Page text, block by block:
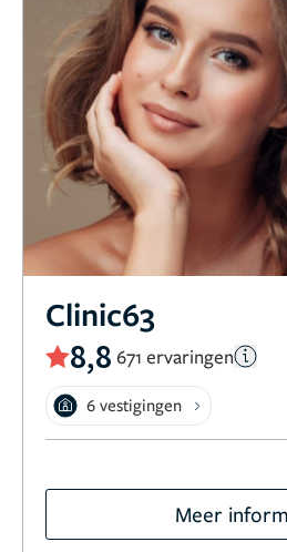
Clinic63
8,8 671 ervaringen
6 vestigingen
Meer